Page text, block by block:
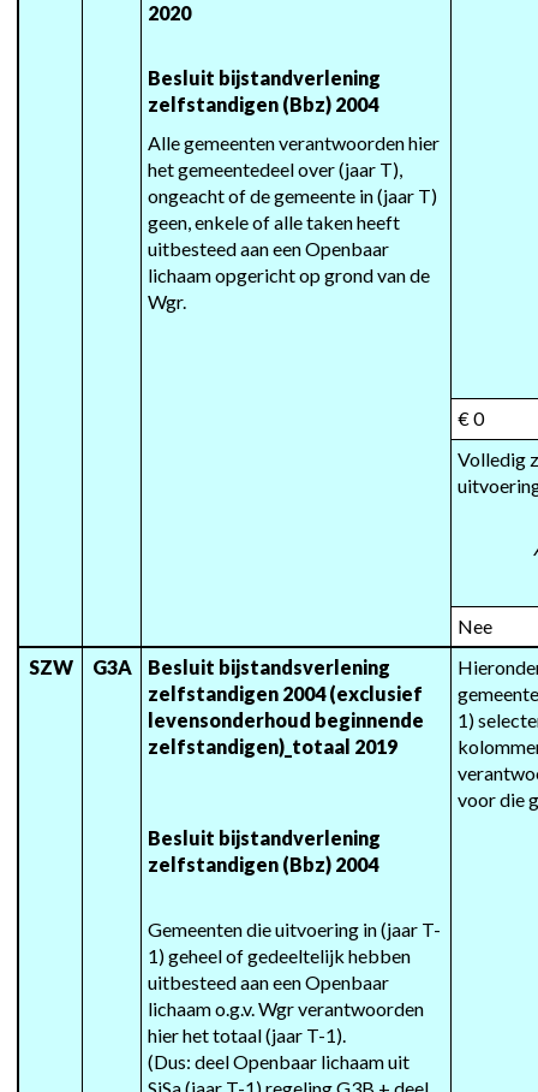
2020
Besluit bijstandverlening
zelfstandigen (Bbz) 2004
Alle gemeenten verantwoorden hier
het gemeentedeel over (jaar T),
ongeacht of de gemeente in (jaar T)
geen, enkele of alle taken heeft
uitbesteed aan een Openbaar
lichaam opgericht op grond van de
Wgr.
€ 0
Volledig
Nee
SZW
G3A
Besluit bijstandsverlening
zelfstandigen 2004 (exclusief
levensonderhoud beginnende
zelfstandigen)_totaal 2019
1)
voor die
Besluit bijstandverlening
zelfstandigen (Bbz) 2004
Gemeenten die uitvoering in (jaar T-
1) geheel of gedeeltelijk hebben
uitbesteed aan een Openbaar
lichaam o.g.v. Wgr verantwoorden
hier het totaal (jaar T-1).
(Dus: deel Openbaar lichaam uit